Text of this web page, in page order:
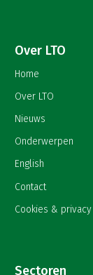
Over LTO
Home
Over LTO
Nieuws
Onderwerpen
English
Contact
Cookies & privacy
Sectoren